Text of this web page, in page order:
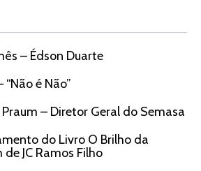
– Édson Duarte
é Não”
– Diretor Geral do Semasa
do Livro O Brilho da
JC Ramos Filho